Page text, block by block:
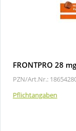
FRONTPRO 28
PZN/Art.Nr.:
Pflichtangaben